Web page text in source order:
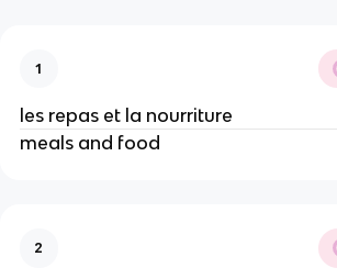
1
les repas et la nourriture
meals and food
2